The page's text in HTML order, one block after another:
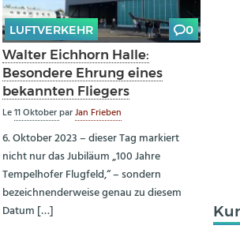
LUFTVERKEHR 0
Walter Eichhorn Halle:
Besondere Ehrung eines
bekannten Fliegers
Le11 OktoberparJan Frieben
6. Oktober 2023 – dieser Tag markiert
nicht nur das Jubiläum „100 Jahre
Tempelhofer Flugfeld,“ – sondern
bezeichnenderweise genau zu diesem
Datum […]